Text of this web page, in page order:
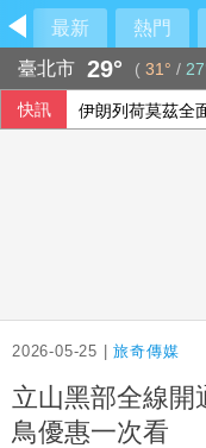
最新 熱門
臺北市 29° ( 31° /
快訊 伊朗列荷莫茲全
2026-05-25 |旅奇傳媒
立山黑部全線開
鳥優惠一次看